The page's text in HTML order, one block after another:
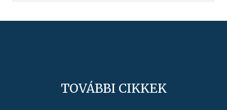
TOVÁBBI CIKKEK